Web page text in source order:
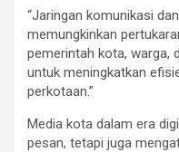
“Jaringan komunikasi
memungkinkan
pemerintah kota, warga,
untuk meningkatkan
perkotaan.”
Media kota dalam era
pesan, tetapi juga